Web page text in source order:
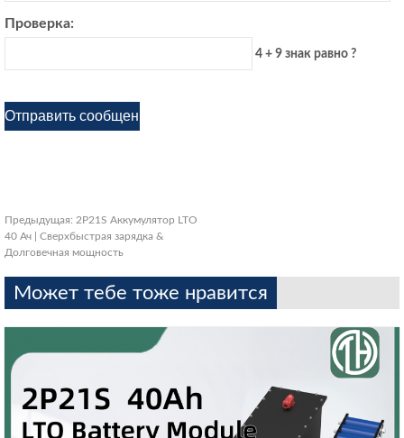
Проверка:
4 + 9 знак равно ?
Предыдущая: 2P21S Аккумулятор LTO
40 Ач | Сверхбыстрая зарядка &
Долговечная мощность
Может тебе тоже нравится